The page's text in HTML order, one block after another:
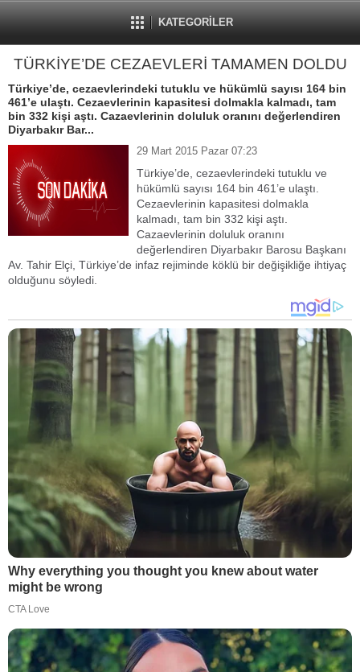
KATEGORİLER
TÜRKİYE’DE CEZAEVLERİ TAMAMEN DOLDU
Türkiye’de, cezaevlerindeki tutuklu ve hükümlü sayısı 164 bin
461’e ulaştı. Cezaevlerinin kapasitesi dolmakla kalmadı, tam
bin 332 kişi aştı. Cazaevlerinin doluluk oranını değerlendiren
Diyarbakır Bar...
29 Mart 2015 Pazar 07:23
Türkiye’de, cezaevlerindeki tutuklu ve
hükümlü sayısı 164 bin 461’e ulaştı.
Cezaevlerinin kapasitesi dolmakla
kalmadı, tam bin 332 kişi aştı.
Cazaevlerinin doluluk oranını
değerlendiren Diyarbakır Barosu Başkanı
Av. Tahir Elçi, Türkiye’de infaz rejiminde köklü bir değişikliğe ihtiyaç
olduğunu söyledi.